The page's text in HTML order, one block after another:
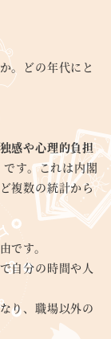
。どの年代にと
感や心理的負担
です。これは内閣
複数の統計から
です。
自分の時間や人
り、職場以外の